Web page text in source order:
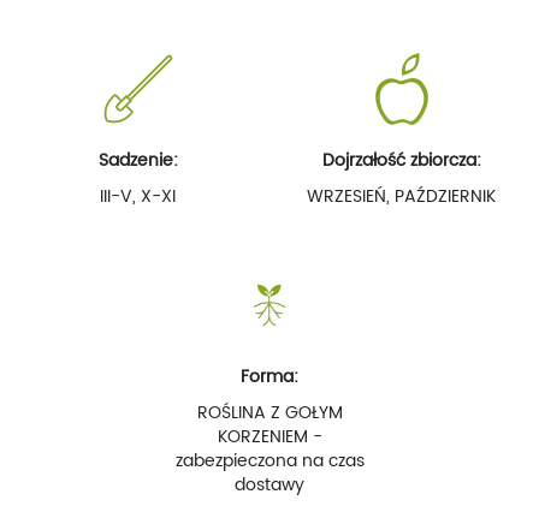
Sadzenie:
III-V, X-XI
Dojrzałość zbiorcza:
WRZESIEŃ, PAŹDZIERNIK
Forma:
ROŚLINA Z GOŁYM
KORZENIEM -
zabezpieczona na czas
dostawy